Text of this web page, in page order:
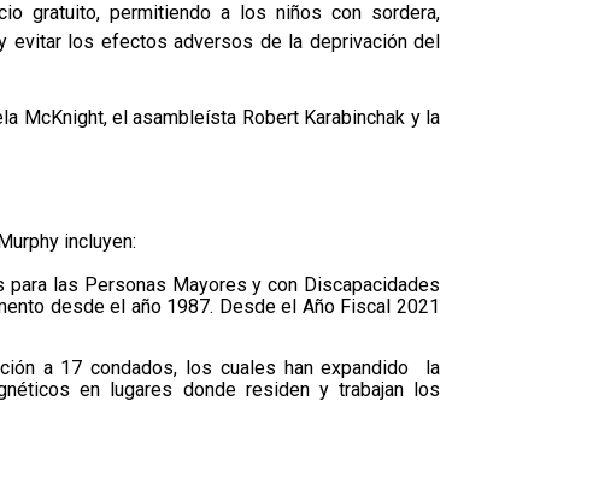
gratuito, permitiendo a los niños con sordera,
evitar los efectos adversos de la deprivación del
McKnight, el asambleísta Robert Karabinchak y la
incluyen:
las Personas Mayores y con Discapacidades
desde el año 1987. Desde el Año Fiscal 2021
a 17 condados, los cuales han expandido la
en lugares donde residen y trabajan los